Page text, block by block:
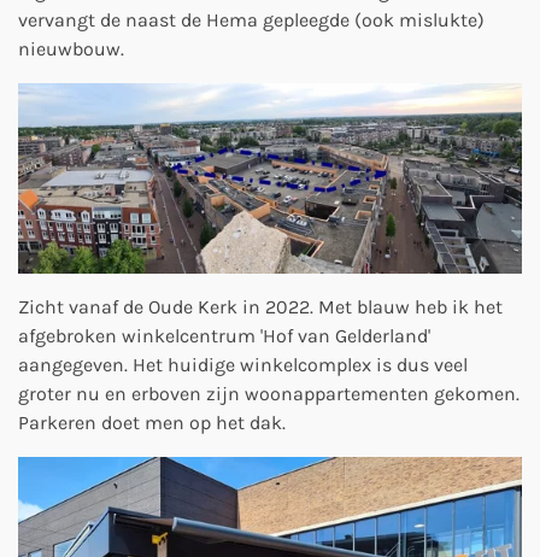
vervangt de naast de Hema gepleegde (ook mislukte)
nieuwbouw.
Zicht vanaf de Oude Kerk in 2022. Met blauw heb ik het
afgebroken winkelcentrum 'Hof van Gelderland'
aangegeven. Het huidige winkelcomplex is dus veel
groter nu en erboven zijn woonappartementen gekomen.
Parkeren doet men op het dak.